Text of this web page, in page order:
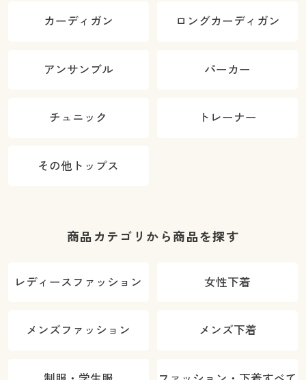
カーディガン ロングカーディガン
アンサンブル パーカー
チュニック トレーナー
その他トップス
商品カテゴリから商品を探す
レディースファッション 女性下着
メンズファッション メンズ下着